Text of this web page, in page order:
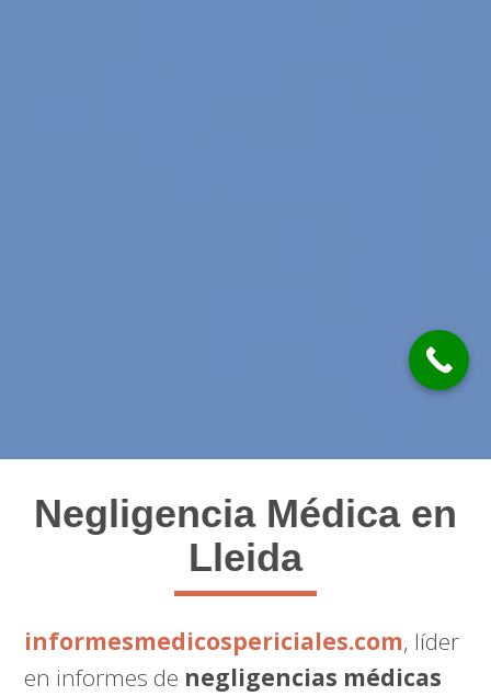
Negligencia Médica en
Lleida
informesmedicospericiales.com, líder
en informes de negligencias médicas